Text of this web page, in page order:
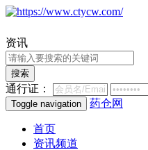
资讯
搜索
通行证：
Toggle navigation 药仓网
首页
资讯频道